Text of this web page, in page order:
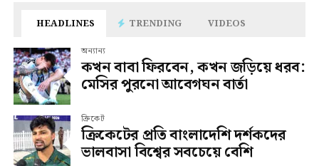
HEADLINES TRENDING VIDEOS
অন্যান্য
কখন বাবা ফিরবেন, কখন জড়িয়ে ধরব:
মেসির পুরনো আবেগঘন বার্তা
ক্রিকেট
ক্রিকেটের প্রতি বাংলাদেশি দর্শকদের
ভালবাসা বিশ্বের সবচেয়ে বেশি